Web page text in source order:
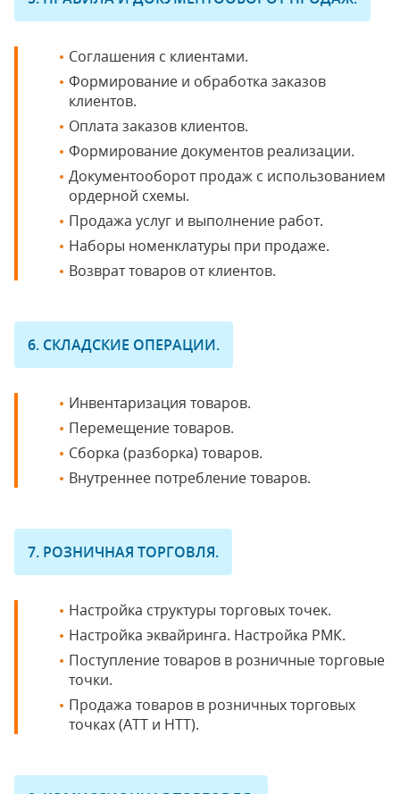
Соглашения с клиентами.
Формирование и обработка заказов
клиентов.
Оплата заказов клиентов.
Формирование документов реализации.
Документооборот продаж с использованием
ордерной схемы.
Продажа услуг и выполнение работ.
Наборы номенклатуры при продаже.
Возврат товаров от клиентов.
6. СКЛАДСКИЕ ОПЕРАЦИИ.
Инвентаризация товаров.
Перемещение товаров.
Сборка (разборка) товаров.
Внутреннее потребление товаров.
7. РОЗНИЧНАЯ ТОРГОВЛЯ.
Настройка структуры торговых точек.
Настройка эквайринга. Настройка РМК.
Поступление товаров в розничные торговые
точки.
Продажа товаров в розничных торговых
точках (АТТ и НТТ).